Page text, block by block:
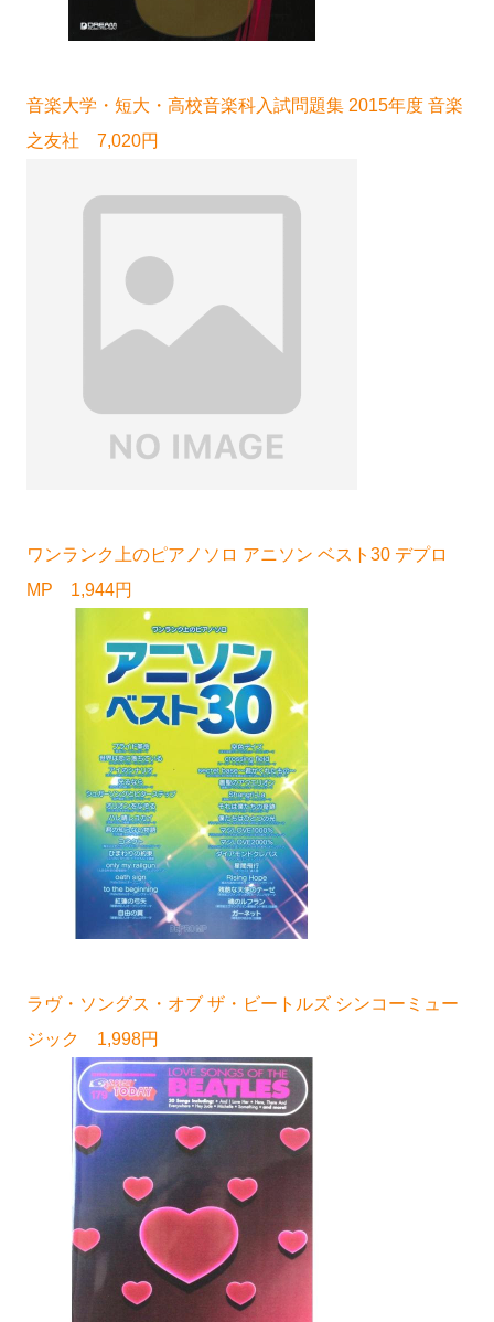
音楽大学・短大・高校音楽科入試問題集 2015年度 音楽
之友社 7,020円
ワンランク上のピアノソロ アニソン ベスト30 デプロ
MP 1,944円
ラヴ・ソングス・オブ ザ・ビートルズ シンコーミュー
ジック 1,998円